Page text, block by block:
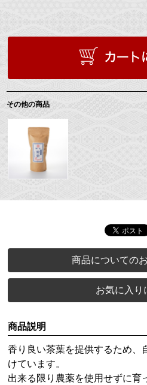
その他の商品
商品についての
お気に入り
商品説明
香り良い茶葉を提供するため、
けています。
出来る限り農薬を使用せずに育